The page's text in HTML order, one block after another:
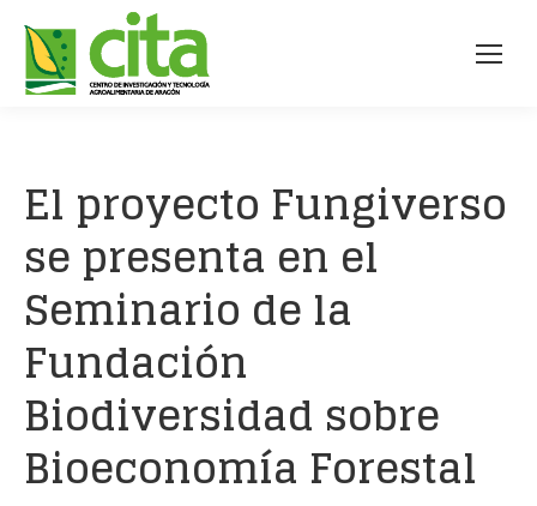
El proyecto Fungiverso
se presenta en el
Seminario de la
Fundación
Biodiversidad sobre
Bioeconomía Forestal